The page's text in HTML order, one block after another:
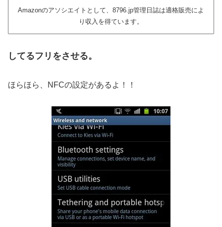
Amazonのアソシエイトとして、8796.jp管理日誌は適格販売によ
り収入を得ています。